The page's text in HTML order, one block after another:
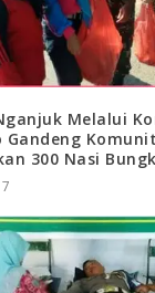
Melalui
Gandeng
300 Nasi